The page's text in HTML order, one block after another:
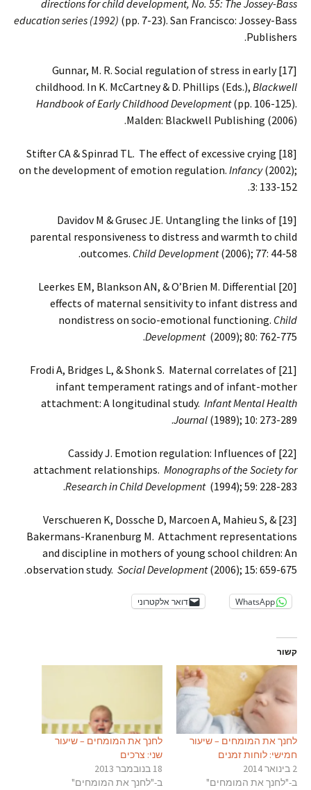
directions for child development, No. 55: The Jossey-Bass
education series (1992) (pp. 7-23). San Francisco: Jossey-Bass
Publishers.
[17] Gunnar, M. R. Social regulation of stress in early
childhood. In K. McCartney & D. Phillips (Eds.), Blackwell
Handbook of Early Childhood Development(pp. 106-125).
Malden: Blackwell Publishing (2006).
[18] Stifter CA & Spinrad TL. The effect of excessive crying
on the development of emotion regulation. Infancy(2002);
3: 133-152.
[19] Davidov M & Grusec JE. Untangling the links of
parental responsiveness to distress and warmth to child
outcomes. Child Development(2006); 77: 44-58.
[20] Leerkes EM, Blankson AN, & O’Brien M. Differential
effects of maternal sensitivity to infant distress and
nondistress on socio-emotional functioning. Child
Development (2009); 80: 762-775.
[21] Frodi A, Bridges L, & Shonk S. Maternal correlates of
infant temperament ratings and of infant-mother
attachment: A longitudinal study. Infant Mental Health
Journal (1989); 10: 273-289.
[22] Cassidy J. Emotion regulation: Influences of
attachment relationships. Monographs of the Society for
Research in Child Development (1994); 59: 228-283.
[23] Verschueren K, Dossche D, Marcoen A, Mahieu S, &
Bakermans-Kranenburg M. Attachment representations
and discipline in mothers of young school children: An
observation study. Social Development(2006); 15: 659-675.
WhatsApp דואר אלקטרוני
קשור
לחנך את המומחים – שיעור
חמישי: לוחות זמנים
2 בינואר 2014
ב-"לחנך את המומחים"
לחנך את המומחים – שיעור
שני: צרכים
18 בנובמבר 2013
ב-"לחנך את המומחים"